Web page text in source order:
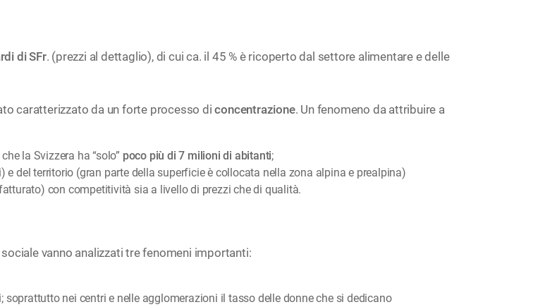
di SFr. (prezzi al dettaglio), di cui ca. il 45 % è ricoperto dal settore alimentare e delle
caratterizzato da un forte processo diconcentrazione. Un fenomeno da attribuire a
la Svizzera ha “solo” poco più di 7 milioni di abitanti;
del territorio (gran parte della superficie è collocata nella zona alpina e prealpina)
con competitività sia a livello di prezzi che di qualità.
vanno analizzati tre fenomeni importanti:
nei centri e nelle agglomerazioni il tasso delle donne che si dedicano